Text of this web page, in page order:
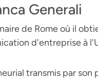
Generali
de Rome où il
d'entreprise à
transmis par son